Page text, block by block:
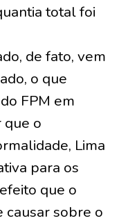
total foi
de fato, vem
o que
FPM em
que o
Lima
para os
que o
causar sobre o